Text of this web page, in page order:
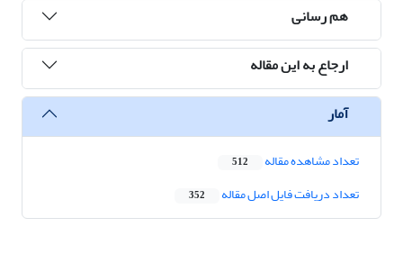
هم رسانی
ارجاع به این مقاله
آمار
تعداد مشاهده مقاله 512
تعداد دریافت فایل اصل مقاله 352